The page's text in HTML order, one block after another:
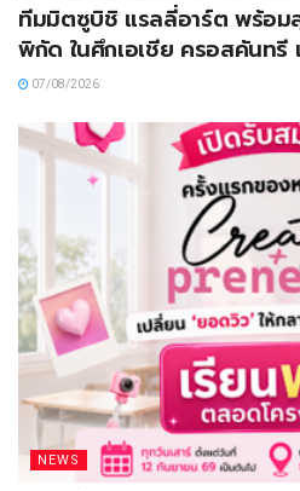
ทีมมิตซูบิชิ แรลลี่อาร์ต พร้อม
พิกัด ในศึกเอเชีย ครอสคันท
07/08/2026
NEWS